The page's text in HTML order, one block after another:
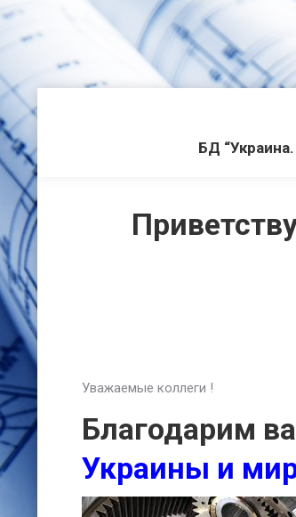
БД
Уважаемые коллеги !
Благодарим
Украины и